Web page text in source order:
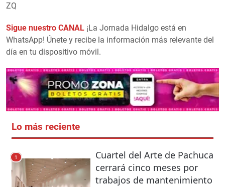
ZQ
Sigue nuestro CANAL ¡La Jornada Hidalgo está en
WhatsApp! Únete y recibe la información más relevante del
día en tu dispositivo móvil.
Lo más reciente
1
Cuartel del Arte de Pachuca
cerrará cinco meses por
trabajos de mantenimiento